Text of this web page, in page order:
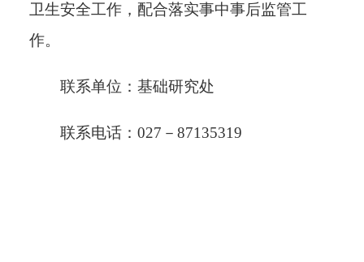
卫生安全工作，配合落实事中事后监管工
作。
联系单位：基础研究处
联系电话： 027－87135319